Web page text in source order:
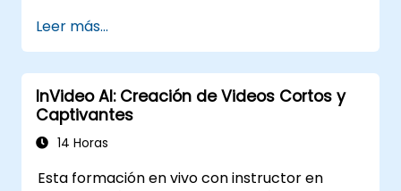
Leer más...
InVideo AI: Creación de Videos Cortos y
Captivantes
14 Horas
Esta formación en vivo con instructor en